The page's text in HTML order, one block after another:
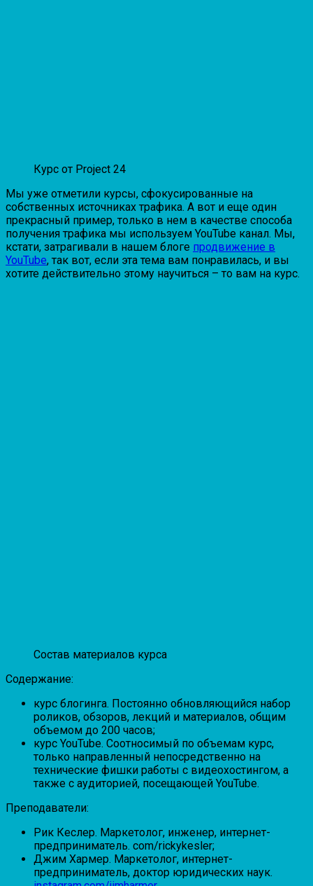
Курс от Project 24
Мы уже отметили курсы, сфокусированные на
собственных источниках трафика. А вот и еще один
прекрасный пример, только в нем в качестве способа
получения трафика мы используем YouTube канал. Мы,
кстати, затрагивали в нашем блоге продвижение в
YouTube, так вот, если эта тема вам понравилась, и вы
хотите действительно этому научиться – то вам на курс.
Состав материалов курса
Содержание:
курс блогинга. Постоянно обновляющийся набор
роликов, обзоров, лекций и материалов, общим
объемом до 200 часов;
курс YouTube. Соотносимый по объемам курс,
только направленный непосредственно на
технические фишки работы с видеохостингом, а
также с аудиторией, посещающей YouTube.
Преподаватели:
Рик Кеслер. Маркетолог, инженер, интернет-
предприниматель. com/rickykesler;
Джим Хармер. Маркетолог, интернет-
предприниматель, доктор юридических наук.